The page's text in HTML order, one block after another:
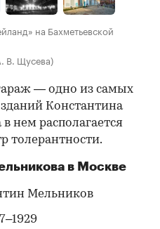
на Бахметьевской
В. Щусева)
— одно из самых
Константина
нем располагается
толерантности.
в Москве
Мельников